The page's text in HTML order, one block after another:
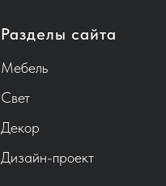
Разделы сайта
Мебель
Свет
Декор
Дизайн-проект